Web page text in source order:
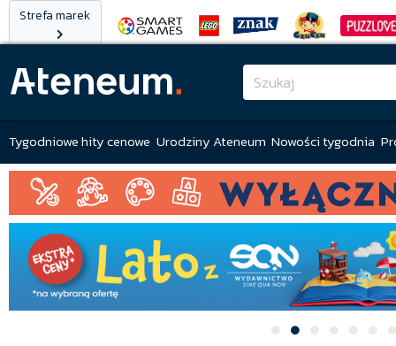
Strefa marek
Tygodniowe hity cenowe Urodziny Ateneum Nowości tygodnia